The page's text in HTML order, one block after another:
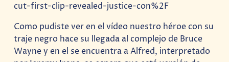
cut-first-clip-revealed-justice-con%2F
Como pudiste ver en el vídeo nuestro héroe con su
traje negro hace su llegada al complejo de Bruce
Wayne y en el se encuentra a Alfred, interpretado